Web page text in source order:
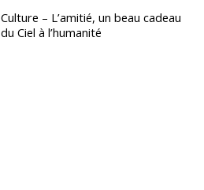
Culture – L’amitié, un beau cadeau
du Ciel à l’humanité